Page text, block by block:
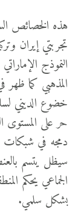
هذه الخصائص
تجربتي إيران
النموذج
المذهبي كما
خضوع الديني
حر على المستوى
دمجه في شبكات
سيظل يتسم
الجماعي يحكم
بشكل سلمي.